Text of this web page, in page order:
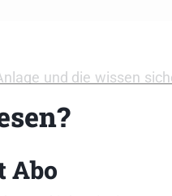
und die wissen
Abo